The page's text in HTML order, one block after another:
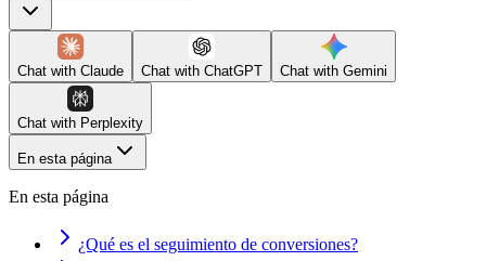
Chat with Claude Chat with ChatGPT Chat with Gemini
Chat with Perplexity
En esta página
En esta página
¿Qué es el seguimiento de conversiones?